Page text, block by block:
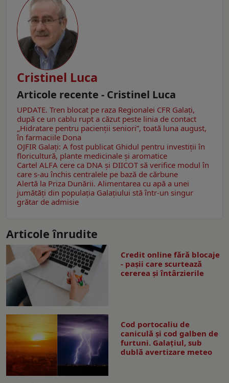
Cristinel Luca
Articole recente - Cristinel Luca
UPDATE. Tren blocat pe raza Regionalei CFR Galați,
după ce un cablu rupt a căzut peste linia de contact
„Hidratare pentru pacienții seniori”, toată luna august,
în farmaciile Dona
OJFIR Galați: A fost publicat Ghidul pentru investiții în
floricultură, plante medicinale și aromatice
Cartel ALFA cere ca DNA și DIICOT să verifice modul în
care s-au închis centralele pe bază de cărbune
Alertă la Priza Dunării. Alimentarea cu apă a unei
jumătăţi din populaţia Galațiului stă într-un singur
grătar de admisie
Articole înrudite
Credit online fără blocaje
- pașii care scurtează
cererea și întârzierile
Cod portocaliu de
caniculă și cod galben de
furtuni. Galațiul, sub
dublă avertizare meteo